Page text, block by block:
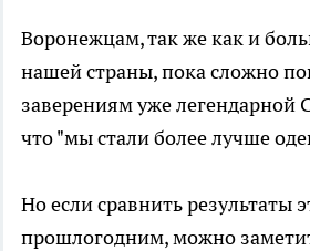
Воронежцам, так же как и
нашей страны, пока сложно
заверениям уже легендарной
что "мы стали более лучше
Но если сравнить результаты
прошлогодним, можно